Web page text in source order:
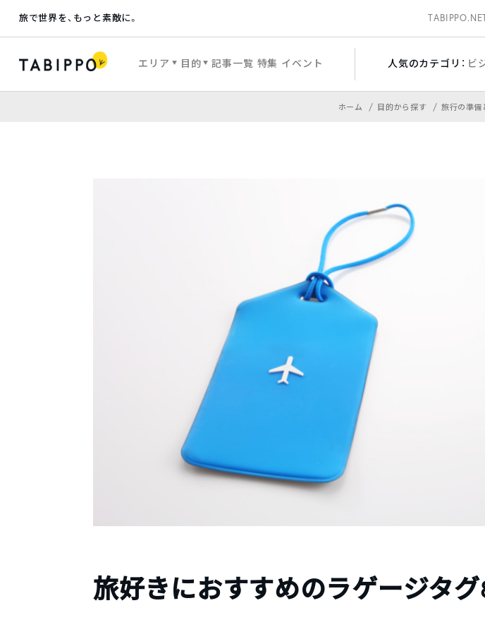
旅で世界を、もっと素敵に。
エリア 目的 記事一覧 特集 イベント 人気のカテゴリ： ビ
ホーム 目的から探す 旅行の準備
旅好きにおすすめのラゲージタ